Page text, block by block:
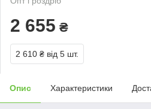
2 655 ₴
2 610 ₴ від 5 шт.
Опис Характеристики